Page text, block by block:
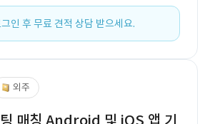
인 후 무료 견적 상담 받으세요.
외주